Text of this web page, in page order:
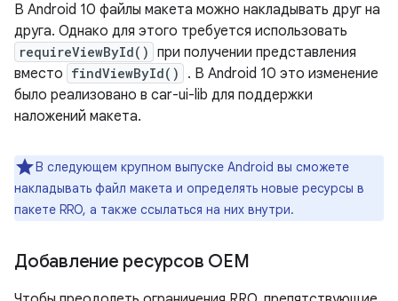
В Android 10 файлы макета можно накладывать друг на
друга. Однако для этого требуется использовать
requireViewById() при получении представления
вместо findViewById()
. В Android 10 это изменение
было реализовано в car-ui-lib для поддержки
наложений макета.
В следующем крупном выпуске Android вы сможете
накладывать файл макета и определять новые ресурсы в
пакете RRO, а также ссылаться на них внутри.
Добавление ресурсов OEM